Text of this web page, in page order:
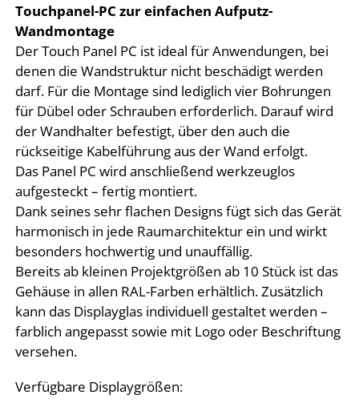
Touchpanel-PC zur einfachen Aufputz-
Wandmontage
Der Touch Panel PC ist ideal für Anwendungen, bei
denen die Wandstruktur nicht beschädigt werden
darf. Für die Montage sind lediglich vier Bohrungen
für Dübel oder Schrauben erforderlich. Darauf wird
der Wandhalter befestigt, über den auch die
rückseitige Kabelführung aus der Wand erfolgt.
Das Panel PC wird anschließend werkzeuglos
aufgesteckt – fertig montiert.
Dank seines sehr flachen Designs fügt sich das Gerät
harmonisch in jede Raumarchitektur ein und wirkt
besonders hochwertig und unauffällig.
Bereits ab kleinen Projektgrößen ab 10 Stück ist das
Gehäuse in allen RAL-Farben erhältlich. Zusätzlich
kann das Displayglas individuell gestaltet werden –
farblich angepasst sowie mit Logo oder Beschriftung
versehen.
Verfügbare Displaygrößen: